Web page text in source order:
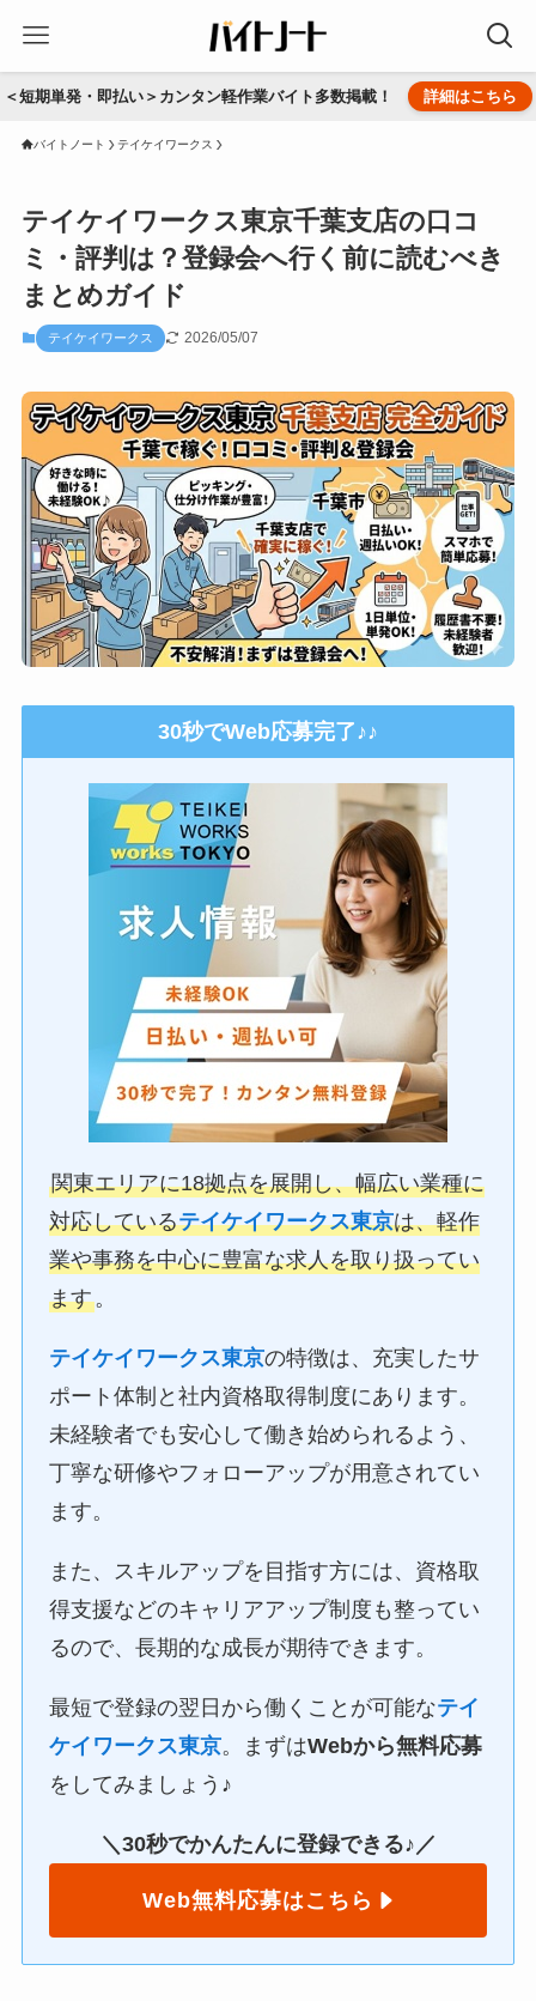
＜短期単発・即払い＞カンタン軽作業バイト多数掲載！ 詳細はこちら
バイトノート テイケイワークス
テイケイワークス東京千葉支店の口コ
ミ・評判は？登録会へ行く前に読むべき
まとめガイド
テイケイワークス 2026/05/07
30秒でWeb応募完了♪♪
関東エリアに18拠点を展開し、幅広い業種に
対応しているテイケイワークス東京は、軽作
業や事務を中心に豊富な求人を取り扱ってい
ます。
テイケイワークス東京の特徴は、充実したサ
ポート体制と社内資格取得制度にあります。
未経験者でも安心して働き始められるよう、
丁寧な研修やフォローアップが用意されてい
ます。
また、スキルアップを目指す方には、資格取
得支援などのキャリアアップ制度も整ってい
るので、長期的な成長が期待できます。
最短で登録の翌日から働くことが可能なテイ
ケイワークス東京。まずはWebから無料応募
をしてみましょう♪
＼30秒でかんたんに登録できる♪／
Web無料応募はこちら